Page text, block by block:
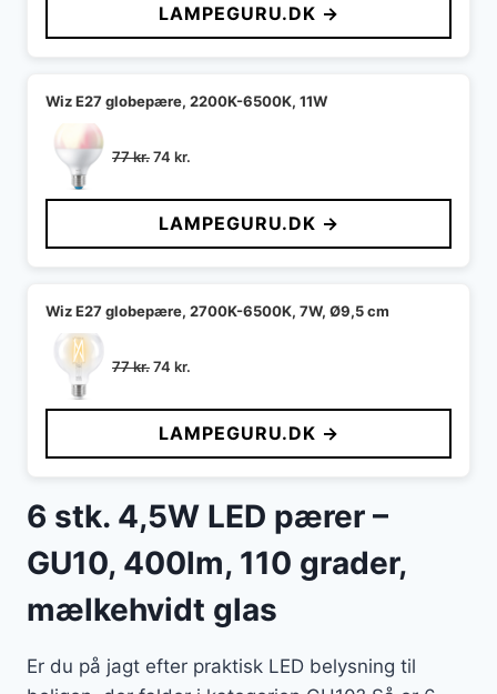
LAMPEGURU.DK →
Wiz E27 globepære, 2200K-6500K, 11W
77kr.Den
pris
var:
77 kr..
74 kr.
pris
er:
74 kr..
LAMPEGURU.DK →
Wiz E27 globepære, 2700K-6500K, 7W, Ø9,5 cm
77kr.Den
pris
var:
77 kr..
74 kr.
pris
er:
74 kr..
LAMPEGURU.DK →
6 stk. 4,5W LED pærer –
GU10, 400lm, 110 grader,
mælkehvidt glas
Er du på jagt efter praktisk LED belysning til